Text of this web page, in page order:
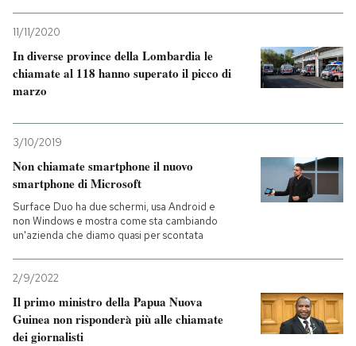
11/11/2020
In diverse province della Lombardia le
chiamate al 118 hanno superato il picco di
marzo
3/10/2019
Non chiamate smartphone il nuovo
smartphone di Microsoft
Surface Duo ha due schermi, usa Android e
non Windows e mostra come sta cambiando
un'azienda che diamo quasi per scontata
2/9/2022
Il primo ministro della Papua Nuova
Guinea non risponderà più alle chiamate
dei giornalisti